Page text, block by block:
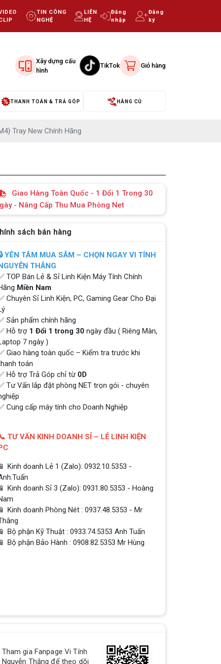
TIN CÔNG
NGHỆ
LIÊN
HỆ
Đăng
nhập
Đăng
ký
Xây dựng cấu
hình
TikTok Giỏ hàng
THANH TOÁN & TRẢ GÓP HÀNG CŨ
Tray New Chính Hãng
Giao Hàng Toàn Quốc - 1 Đổi 1 Trong 30
- Nâng Cấp Thu Mua Phòng Net
sách bán hàng
YÊN TÂM MUA SẮM – CHỌN NGAY VI TÍNH
THẮNG
TOP Bán Lẻ & Sỉ Linh Kiện Máy Tính Chính
Miền Nam
Chuyên Sỉ Linh Kiện, PC, Gaming Gear Cho Đại
Sản phẩm chính hãng
Hỗ trợ 1 Đổi 1 trong 30 ngày đầu ( Riêng Màn,
7 ngày )
Giao hàng toàn quốc – Kiểm tra trước khi
toán
Hỗ trợ Trả Góp chỉ từ 0D
Tư Vấn lắp đặt phòng NET trọn gói - chuyên
Cung cấp máy tính cho Doanh Nghiệp
TƯ VẤN KINH DOANH SỈ – LẺ LINH KIỆN
📱 Kinh doanh Lẻ 1 (Zalo): 0932.10.5353 -
📱 Kinh doanh Sỉ 3 (Zalo): 0931.80.5353 - Hoàng
📱 Kinh doanh Phòng Nét : 0937.48.5353 - Mr
📱 Bộ phận Kỹ Thuật : 0933.74.5353 Anh Tuấn
📱 Bộ phận Bảo Hành : 0908.82.5353 Mr Hùng
Tham gia Fanpage Vi Tính
Nguyễn Thắng để theo dõi
in 9 Games | 1080p, 1440p
RTX 3060 vs RTX 2060 // Test in 9